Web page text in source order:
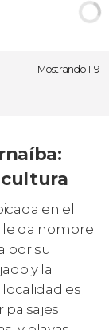
Mostrando 1-9
en el
le da nombre
por su
y la
es
paisajes